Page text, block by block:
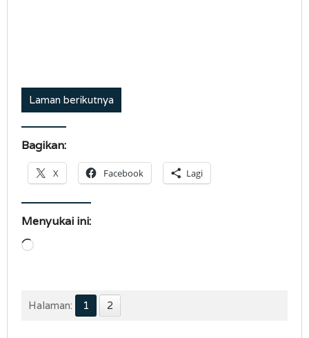
Laman berikutnya
Bagikan:
X Facebook Lagi
Menyukai ini:
Memuat...
Halaman: 1 2